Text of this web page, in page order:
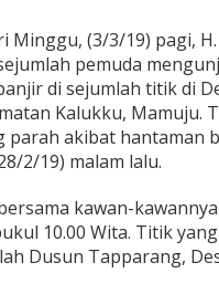
n
B
a
n
u
a
Minggu, (3/3/19) pagi,
pemuda
di sejumlah titik di
Kalukku, Mamuju.
parah akibat hantaman
2/19) malam lalu.
kawan-
10.00 Wita. Titik
Dusun Tapparang,